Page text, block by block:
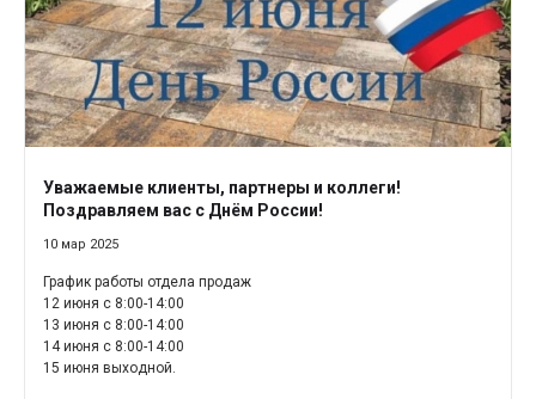
Уважаемые клиенты, партнеры и коллеги!
Поздравляем вас с Днём России!
10 мар 2025
График работы отдела продаж
12 июня с 8:00-14:00
13 июня с 8:00-14:00
14 июня с 8:00-14:00
15 июня выходной.